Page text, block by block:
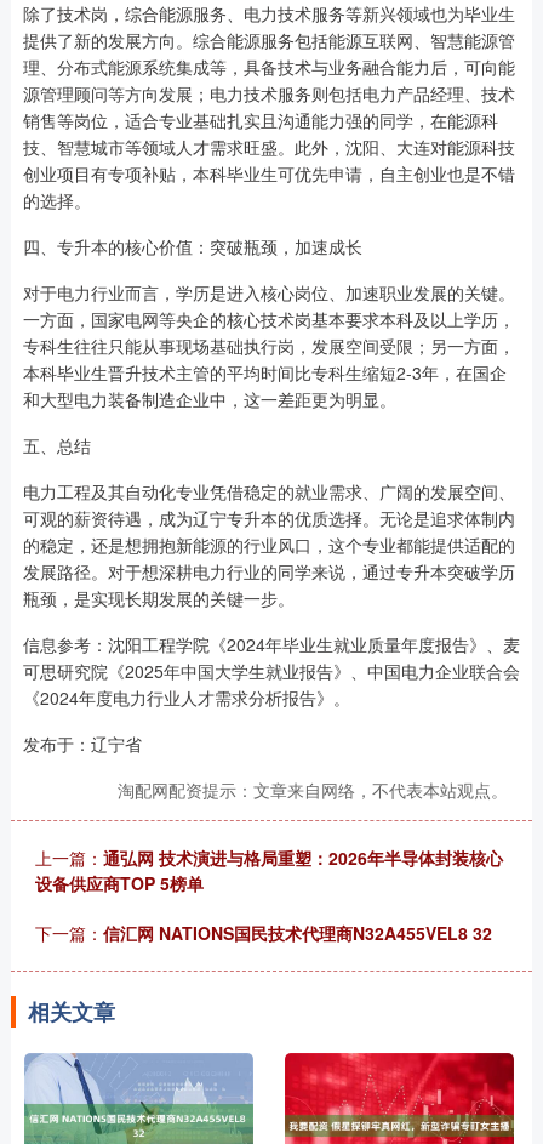
除了技术岗，综合能源服务、电力技术服务等新兴领域也为毕业生
提供了新的发展方向。综合能源服务包括能源互联网、智慧能源管
理、分布式能源系统集成等，具备技术与业务融合能力后，可向能
源管理顾问等方向发展；电力技术服务则包括电力产品经理、技术
销售等岗位，适合专业基础扎实且沟通能力强的同学，在能源科
技、智慧城市等领域人才需求旺盛。此外，沈阳、大连对能源科技
创业项目有专项补贴，本科毕业生可优先申请，自主创业也是不错
的选择。
四、专升本的核心价值：突破瓶颈，加速成长
对于电力行业而言，学历是进入核心岗位、加速职业发展的关键。
一方面，国家电网等央企的核心技术岗基本要求本科及以上学历，
专科生往往只能从事现场基础执行岗，发展空间受限；另一方面，
本科毕业生晋升技术主管的平均时间比专科生缩短2-3年，在国企
和大型电力装备制造企业中，这一差距更为明显。
五、总结
电力工程及其自动化专业凭借稳定的就业需求、广阔的发展空间、
可观的薪资待遇，成为辽宁专升本的优质选择。无论是追求体制内
的稳定，还是想拥抱新能源的行业风口，这个专业都能提供适配的
发展路径。对于想深耕电力行业的同学来说，通过专升本突破学历
瓶颈，是实现长期发展的关键一步。
信息参考：沈阳工程学院《2024年毕业生就业质量年度报告》、麦
可思研究院《2025年中国大学生就业报告》、中国电力企业联合会
《2024年度电力行业人才需求分析报告》。
发布于：辽宁省
淘配网配资提示：文章来自网络，不代表本站观点。
上一篇： 通弘网 技术演进与格局重塑：2026年半导体封装核心
设备供应商TOP 5榜单
下一篇： 信汇网 NATIONS国民技术代理商N32A455VEL8 32
相关文章